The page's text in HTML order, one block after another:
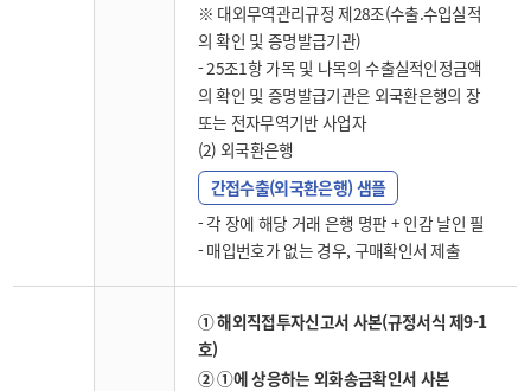
※ 대외무역관리규정 제28조(수출.수입실적
의 확인 및 증명발급기관)
- 25조1항 가목 및 나목의 수출실적인정금액
의 확인 및 증명발급기관은 외국환은행의 장
또는 전자무역기반 사업자
(2) 외국환은행
간접수출(외국환은행) 샘플
- 각 장에 해당 거래 은행 명판 + 인감 날인 필
- 매입번호가 없는 경우, 구매확인서 제출
① 해외직접투자신고서 사본(규정서식 제9-1
호)
② ①에 상응하는 외화송금확인서 사본